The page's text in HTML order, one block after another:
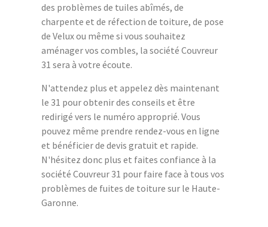
des problèmes de tuiles abîmés, de
charpente et de réfection de toiture, de pose
de Velux ou même si vous souhaitez
aménager vos combles, la société Couvreur
31 sera à votre écoute.
N'attendez plus et appelez dès maintenant
le 31 pour obtenir des conseils et être
redirigé vers le numéro approprié. Vous
pouvez même prendre rendez-vous en ligne
et bénéficier de devis gratuit et rapide.
N'hésitez donc plus et faites confiance à la
société Couvreur 31 pour faire face à tous vos
problèmes de fuites de toiture sur le Haute-
Garonne.